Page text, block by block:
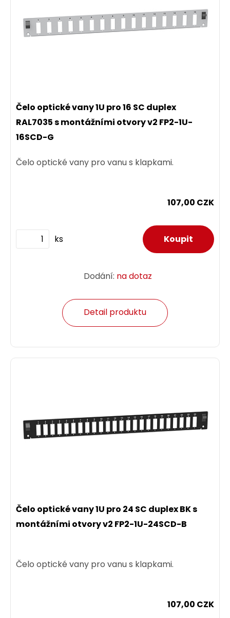
Čelo optické vany 1U pro 16 SC duplex
RAL7035 s montážními otvory v2 FP2-1U-
16SCD-G
Čelo optické vany pro vanu s klapkami.
107,00 CZK
ks
Dodání: na dotaz
Detail produktu
Čelo optické vany 1U pro 24 SC duplex BK s
montážními otvory v2 FP2-1U-24SCD-B
Čelo optické vany pro vanu s klapkami.
107,00 CZK